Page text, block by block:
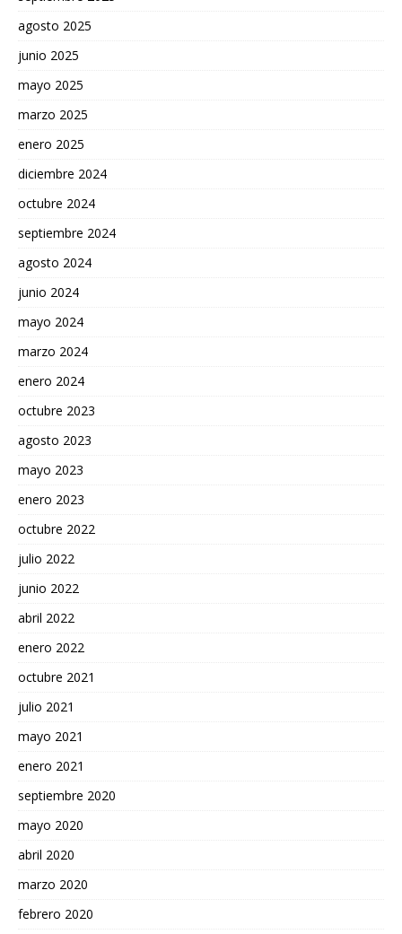
agosto 2025
junio 2025
mayo 2025
marzo 2025
enero 2025
diciembre 2024
octubre 2024
septiembre 2024
agosto 2024
junio 2024
mayo 2024
marzo 2024
enero 2024
octubre 2023
agosto 2023
mayo 2023
enero 2023
octubre 2022
julio 2022
junio 2022
abril 2022
enero 2022
octubre 2021
julio 2021
mayo 2021
enero 2021
septiembre 2020
mayo 2020
abril 2020
marzo 2020
febrero 2020